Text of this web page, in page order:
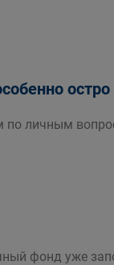
остро
по личным
фонд уже